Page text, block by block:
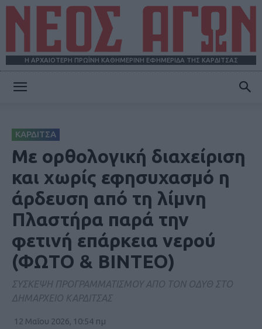
Η ΑΡΧΑΙΟΤΕΡΗ ΠΡΩΪΝΗ ΚΑΘΗΜΕΡΙΝΗ ΕΦΗΜΕΡΙΔΑ ΤΗΣ ΚΑΡΔΙΤΣΑΣ
ΚΑΡΔΙΤΣΑ
Με ορθολογική διαχείριση
και χωρίς εφησυχασμό η
άρδευση από τη λίμνη
Πλαστήρα παρά την
φετινή επάρκεια νερού
(ΦΩΤΟ & ΒΙΝΤΕΟ)
ΣΥΣΚΕΨΗ ΠΡΟΓΡΑΜΜΑΤΙΣΜΟΥ ΑΠΟ ΤΟΝ ΟΔΥΘ ΣΤΟ
ΔΗΜΑΡΧΕΙΟ ΚΑΡΔΙΤΣΑΣ
12 Μαΐου 2026, 10:54 πμ